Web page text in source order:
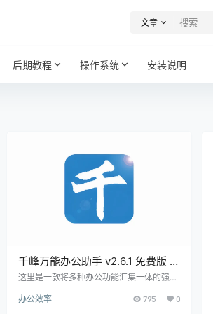
文章
后期教程 操作系统 安装说明
千峰万能办公助手 v2.6.1 免费版 聚
合了40种实用工具
这里是一款将多种办公功能汇集一体的强大
这款软件，包含了七大核心模块：自动任
办公效率 795 0